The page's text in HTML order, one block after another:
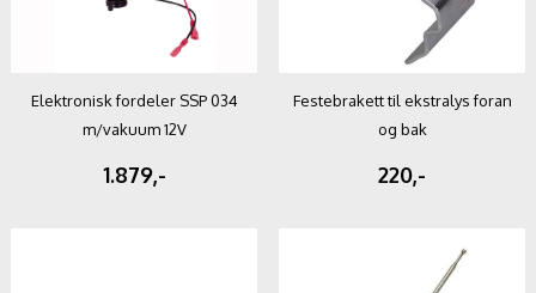
Elektronisk fordeler SSP 034
m/vakuum 12V
1.879,-
Festebrakett til ekstralys foran
og bak
220,-